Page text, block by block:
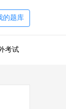
的题库
考试